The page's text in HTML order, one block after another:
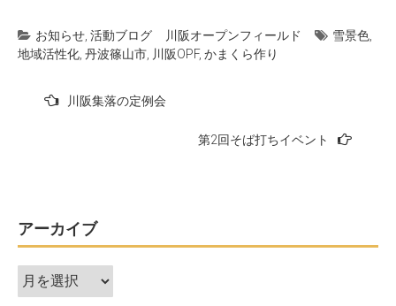
お知らせ 活動ブログ 川阪オープンフィールド 雪景色
地域活性化 丹波篠山市 川阪OPF, かまくら作り
ー
シ
ョ
川阪集落の定例会
第2回そば打ちイベント
アーカイブ
ア
ー